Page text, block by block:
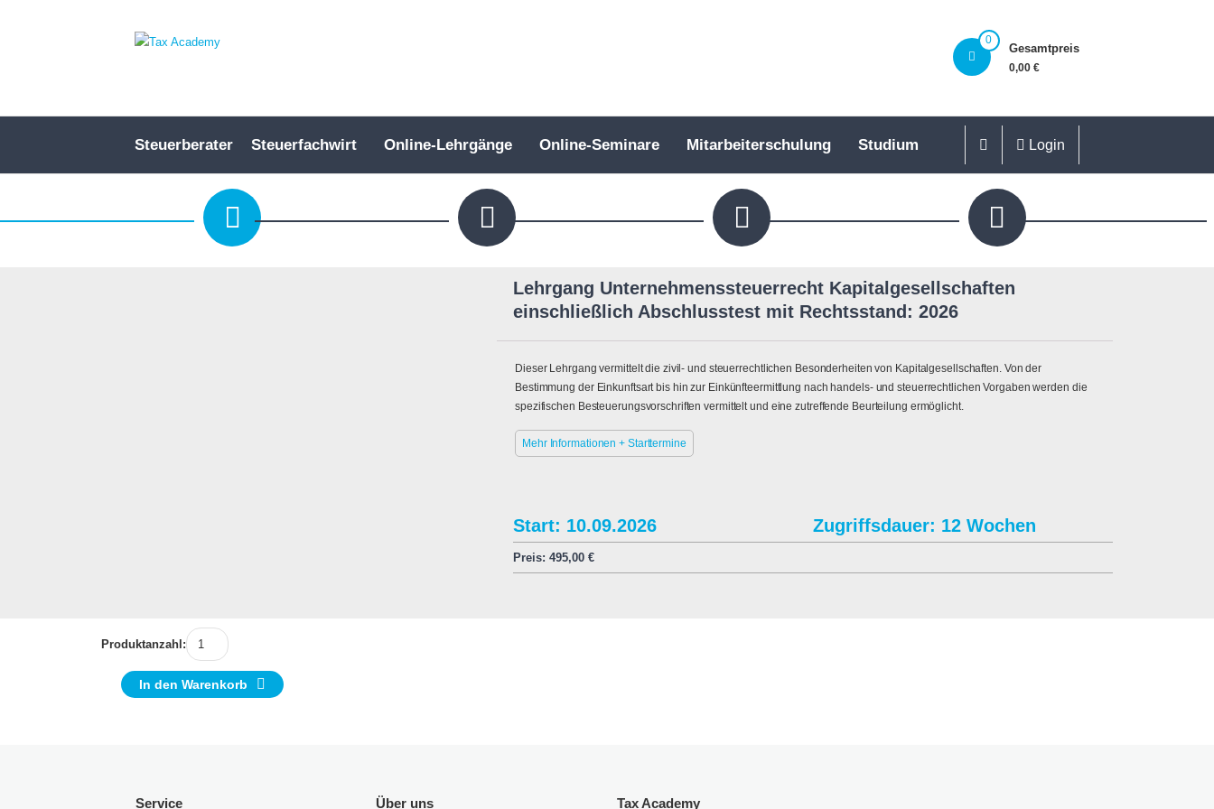
0
Gesamtpreis
0,00 €
Login
Steuerberater Steuerfachwirt Online-Lehrgänge Online-Seminare Mitarbeiterschulung Studium
Lehrgang Unternehmenssteuerrecht Kapitalgesellschaften
einschließlich Abschlusstest mit Rechtsstand: 2026
Dieser Lehrgang vermittelt die zivil- und steuerrechtlichen Besonderheiten von Kapitalgesellschaften. Von der
Bestimmung der Einkunftsart bis hin zur Einkünfteermittlung nach handels- und steuerrechtlichen Vorgaben werden die
spezifischen Besteuerungsvorschriften vermittelt und eine zutreffende Beurteilung ermöglicht.
Mehr Informationen + Starttermine
Start: 10.09.2026 Zugriffsdauer: 12 Wochen
Preis: 495,00 €
Produktanzahl:
In den Warenkorb
Service Über uns Tax Academy